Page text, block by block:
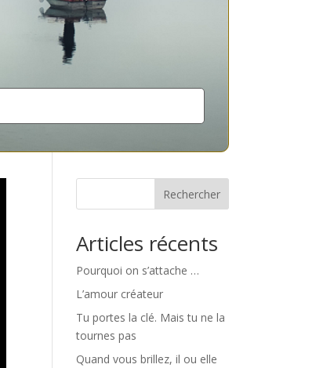
Rechercher
Articles récents
Pourquoi on s’attache …
L’amour créateur
Tu portes la clé. Mais tu ne la
tournes pas
Quand vous brillez, il ou elle